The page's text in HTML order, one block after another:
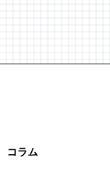
コラム